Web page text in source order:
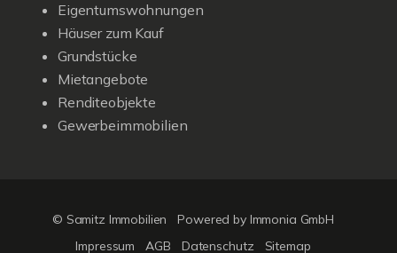
Eigentumswohnungen
Häuser zum Kauf
Grundstücke
Mietangebote
Renditeobjekte
Gewerbeimmobilien
© Samitz Immobilien
Powered by Immonia GmbH
Impressum
AGB Datenschutz Sitemap